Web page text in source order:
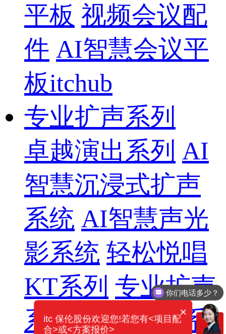
平板 视频会议配
件 AI智慧会议平
板itchub
专业扩声系列
卓越演出系列 AI
智慧沉浸式扩声
系统 AI智慧声光
影系统 轻松悦唱
KT系列 专业扩声
系列 专业音箱系
你们电话多少？
×
itc 保伦股份欢迎您!若您有<项目配
合>或<方案报价>